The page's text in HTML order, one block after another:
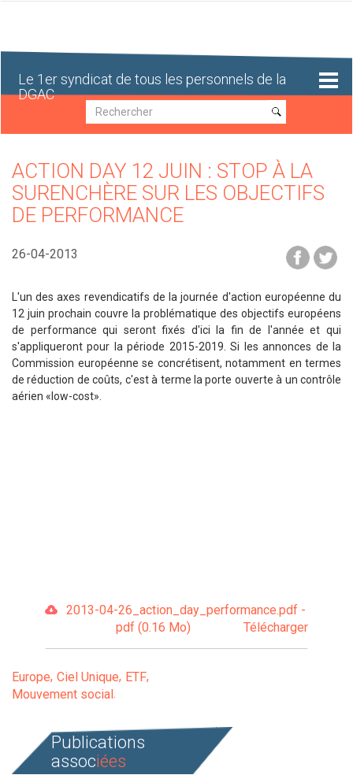
Le 1er syndicat de tous les personnels de la
DGAC
Recherche
Recherche
ACTION DAY 12 JUIN : STOP À LA
SURENCHÈRE SUR LES OBJECTIFS
DE PERFORMANCE
26-04-2013
L'un des axes revendicatifs de la journée d'action européenne du
12 juin prochain couvre la problématique des objectifs européens
de performance qui seront fixés d'ici la fin de l'année et qui
s'appliqueront pour la période 2015-2019. Si les annonces de la
Commission européenne se concrétisent, notamment en termes
de réduction de coûts, c'est à terme la porte ouverte à un contrôle
aérien «low-cost».
2013-04-26_action_day_performance.pdf -
pdf (0.16 Mo)
Télécharger
Europe Ciel Unique ETF
Mouvement social
Publications
associées